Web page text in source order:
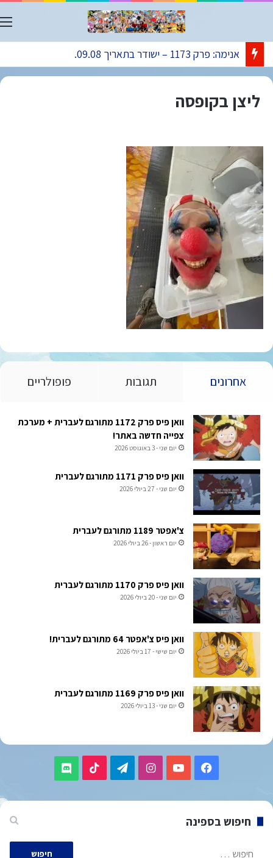
אנימה: פרק 1173 – ישודר בתאריך 09.08.
ליצן בקופסה
אחרונים תגובות פופולריים
וואן פיס פרק 1172 מתורגם לעברית + מערכת
צפייה חדשה באתר!
יום שני - 3 באוגוסט 2026
וואן פיס פרק 1171 מתורגם לעברית
יום שני - 27 ביולי 2026
צ'אפטר 1189 מתורגם לעברית
יום ראשון - 26 ביולי 2026
וואן פיס פרק 1170 מתורגם לעברית
יום שני - 20 ביולי 2026
וואן פיס צ'אפטר 64 מתורגם לעברית!
יום שישי - 17 ביולי 2026
וואן פיס פרק 1169 מתורגם לעברית
יום שני - 13 ביולי 2026
Facebook
YouTube
Instagram
Telegram
TikTok
Discord
חיפוש בספינה
חיפוש: